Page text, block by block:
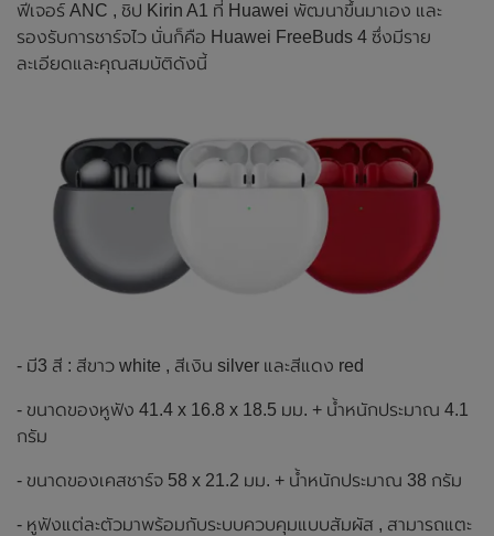
ฟีเจอร์ ANC , ชิป Kirin A1 ที่ Huawei พัฒนาขึ้นมาเอง และ
รองรับการชาร์จไว นั่นก็คือ Huawei FreeBuds 4 ซึ่งมีราย
ละเอียดและคุณสมบัติดังนี้
- มี3 สี : สีขาว white , สีเงิน silver และสีแดง red
- ขนาดของหูฟัง 41.4 x 16.8 x 18.5 มม. + น้ำหนักประมาณ 4.1
กรัม
- ขนาดของเคสชาร์จ 58 x 21.2 มม. + น้ำหนักประมาณ 38 กรัม
- หูฟังแต่ละตัวมาพร้อมกับระบบควบคุมแบบสัมผัส , สามารถแตะ